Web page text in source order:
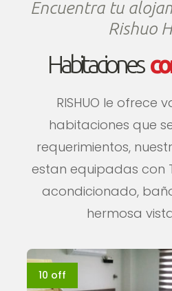
Encuentra tu
Rishuo
Habitaciones
RISHUO le ofrece
habitaciones que
requerimientos,
estan equipadas con
acondicionado,
hermosa
10 off